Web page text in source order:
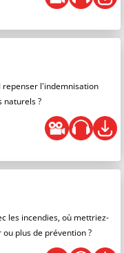
repenser l'indemnisation
naturels ?
les incendies, où mettriez-
ou plus de prévention ?